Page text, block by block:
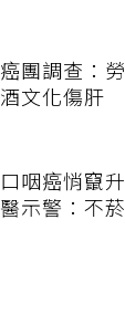
癌團調查：
酒文化傷肝
口咽癌悄竄
醫示警：不